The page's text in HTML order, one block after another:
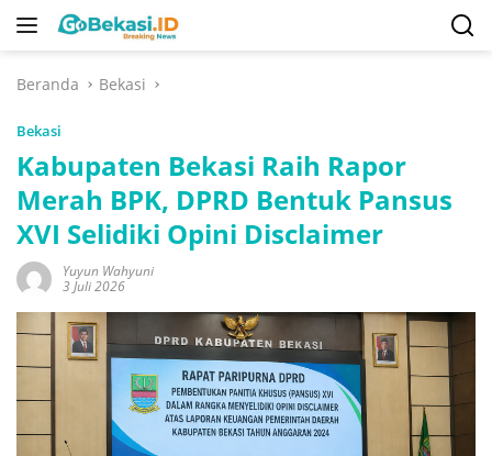
Langsung
Beranda
Bekasi
Bekasi
Kabupaten Bekasi Raih Rapor
Merah BPK, DPRD Bentuk Pansus
XVI Selidiki Opini Disclaimer
Yuyun Wahyuni
3 Juli 2026